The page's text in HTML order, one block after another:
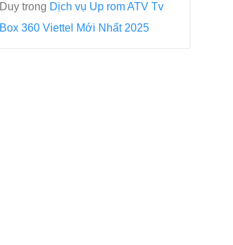
Duy trong Dịch vụ Up rom ATV Tv
Box 360 Viettel Mới Nhất 2025